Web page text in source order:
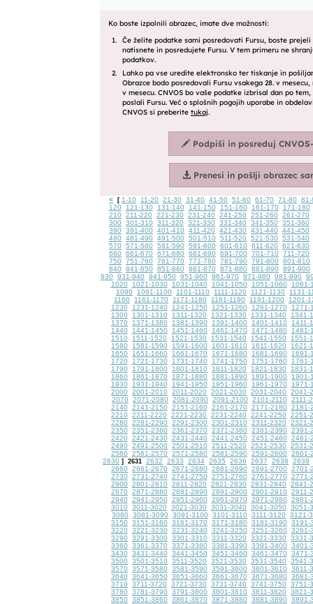
< [ 1-10 11-20 21-30 31-40 41-50 51-60 61-70 71-80
81-
120
121-130 131-140 141-150 151-160 161-170
171-180
210
211-220 221-230 231-240 241-250 251-260
261-270
300
301-310 311-320 321-330 331-340 341-350
351-360
390
391-400 401-410 411-420 421-430 431-440
441-450
480
481-490 491-500 501-510 511-520 521-530
531-540
570
571-580 581-590 591-600 601-610 611-620
621-630
660
661-670 671-680 681-690 691-700 701-710
711-720
750
751-760 761-770 771-780 781-790 791-800
801-810
840
841-850 851-860 861-870 871-880 881-890
891-900
930
931-940 941-950 951-960 961-970 971-980 981-990
1020
1021-1030 1031-1040 1041-1050 1051-1060
1061-
1090
1091-1100 1101-1110 1111-1120 1121-1130
1131-
1160
1161-1170 1171-1180 1181-1190 1191-1200
1201-
1230
1231-1240 1241-1250 1251-1260 1261-1270
1271-
1300
1301-1310 1311-1320 1321-1330 1331-1340
1341-
1370
1371-1380 1381-1390 1391-1400 1401-1410
1411-
1440
1441-1450 1451-1460 1461-1470 1471-1480
1481-
1510
1511-1520 1521-1530 1531-1540 1541-1550
1551-
1580
1581-1590 1591-1600 1601-1610 1611-1620
1621-
1650
1651-1660 1661-1670 1671-1680 1681-1690
1691-
1720
1721-1730 1731-1740 1741-1750 1751-1760
1761-
1790
1791-1800 1801-1810 1811-1820 1821-1830
1831-
1860
1861-1870 1871-1880 1881-1890 1891-1900
1901-
1930
1931-1940 1941-1950 1951-1960 1961-1970
1971-
2000
2001-2010 2011-2020 2021-2030 2031-2040
2041-
2070
2071-2080 2081-2090 2091-2100 2101-2110
2111-
2140
2141-2150 2151-2160 2161-2170 2171-2180
2181-
2210
2211-2220 2221-2230 2231-2240 2241-2250
2251-
2280
2281-2290 2291-2300 2301-2310 2311-2320
2321-
2350
2351-2360 2361-2370 2371-2380 2381-2390
2391-
2420
2421-2430 2431-2440 2441-2450 2451-2460
2461-
2490
2491-2500 2501-2510 2511-2520 2521-2530
2531-
2560
2561-2570 2571-2580 2581-2590 2591-2600
2601-
2630 ] 2631 2632 2633 2634 2635 2636 2637 2638
2639
2660
2661-2670 2671-2680 2681-2690 2691-2700
2701-
2730
2731-2740 2741-2750 2751-2760 2761-2770
2771-
2800
2801-2810 2811-2820 2821-2830 2831-2840
2841-
2870
2871-2880 2881-2890 2891-2900 2901-2910
2911-
2940
2941-2950 2951-2960 2961-2970 2971-2980
2981-
3010
3011-3020 3021-3030 3031-3040 3041-3050
3051-
3080
3081-3090 3091-3100 3101-3110 3111-3120
3121-
3150
3151-3160 3161-3170 3171-3180 3181-3190
3191-
3220
3221-3230 3231-3240 3241-3250 3251-3260
3261-
3290
3291-3300 3301-3310 3311-3320 3321-3330
3331-
3360
3361-3370 3371-3380 3381-3390 3391-3400
3401-
3430
3431-3440 3441-3450 3451-3460 3461-3470
3471-
3500
3501-3510 3511-3520 3521-3530 3531-3540
3541-
3570
3571-3580 3581-3590 3591-3600 3601-3610
3611-
3640
3641-3650 3651-3660 3661-3670 3671-3680
3681-
3710
3711-3720 3721-3730 3731-3740 3741-3750
3751-
3780
3781-3790 3791-3800 3801-3810 3811-3820
3821-
3850
3851-3860 3861-3870 3871-3880 3881-3890
3891-